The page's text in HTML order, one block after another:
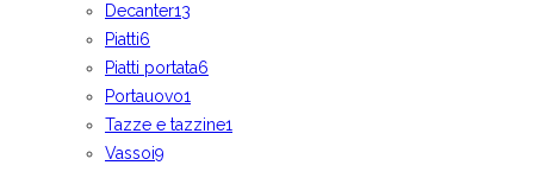
Decanter13
Piatti6
Piatti portata6
Portauovo1
Tazze e tazzine1
Vassoi9